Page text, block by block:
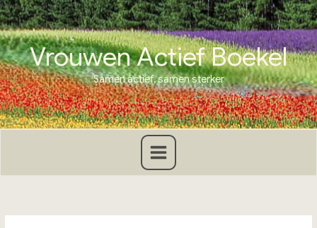
Ga
naar
de
inhoudVrouwen Actief Boekel
Samen actief, samen sterker